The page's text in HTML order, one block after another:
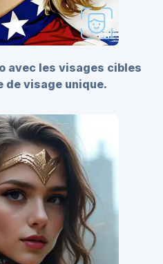
avec les visages cibles
de visage unique.